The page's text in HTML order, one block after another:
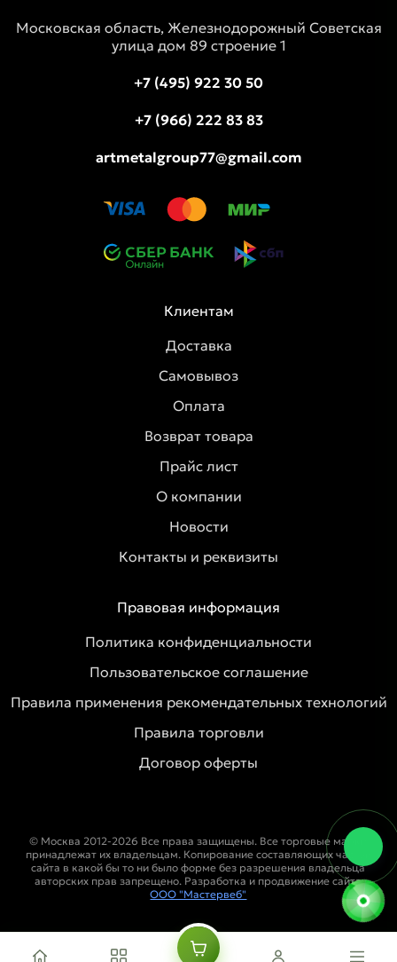
Московская область, Железнодорожный Советская
улица дом 89 строение 1
+7 (495) 922 30 50
+7 (966) 222 83 83
artmetalgroup77@gmail.com
Клиентам
Доставка
Самовывоз
Оплата
Возврат товара
Прайс лист
О компании
Новости
Контакты и реквизиты
Правовая информация
Политика конфиденциальности
Пользовательское соглашение
Правила применения рекомендательных технологий
Правила торговли
Договор оферты
© Москва 2012-2026 Все права защищены. Все торговые марки
принадлежат их владельцам. Копирование составляющих частей
сайта в какой бы то ни было форме без разрешения владельца
авторских прав запрещено. Разработка и продвижение сайта
ООО "Мастервеб"